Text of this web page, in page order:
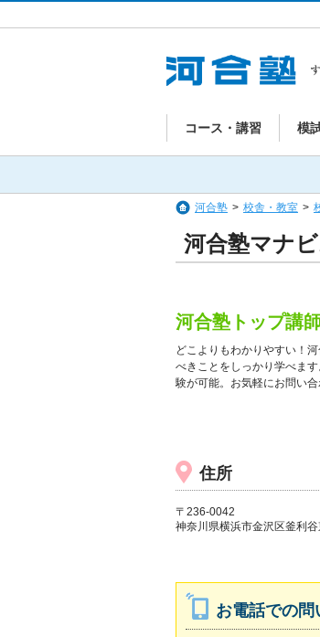
コース・講習 模
河合塾 > 校舎・教室 >
河合塾マナ
河合塾トップ講
どこよりもわかりやすい！
べきことをしっかり学べま
験が可能。お気軽にお問い合
住所
〒236-0042
神奈川県横浜市金沢区釜利
お電話での問